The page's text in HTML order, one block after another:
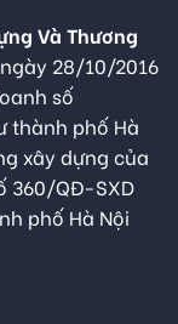
Và Thương
28/10/2016
số
thành phố Hà
xây dựng của
360/QĐ-SXD
phố Hà Nội